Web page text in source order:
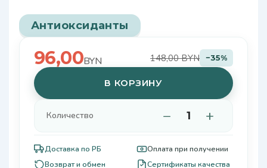
Антиоксиданты
96,00BYN 148,00 BYN −35%
В КОРЗИНУ
Количество − +
Доставка по РБ
Оплата при получении
Возврат и обмен
Сертификаты качества